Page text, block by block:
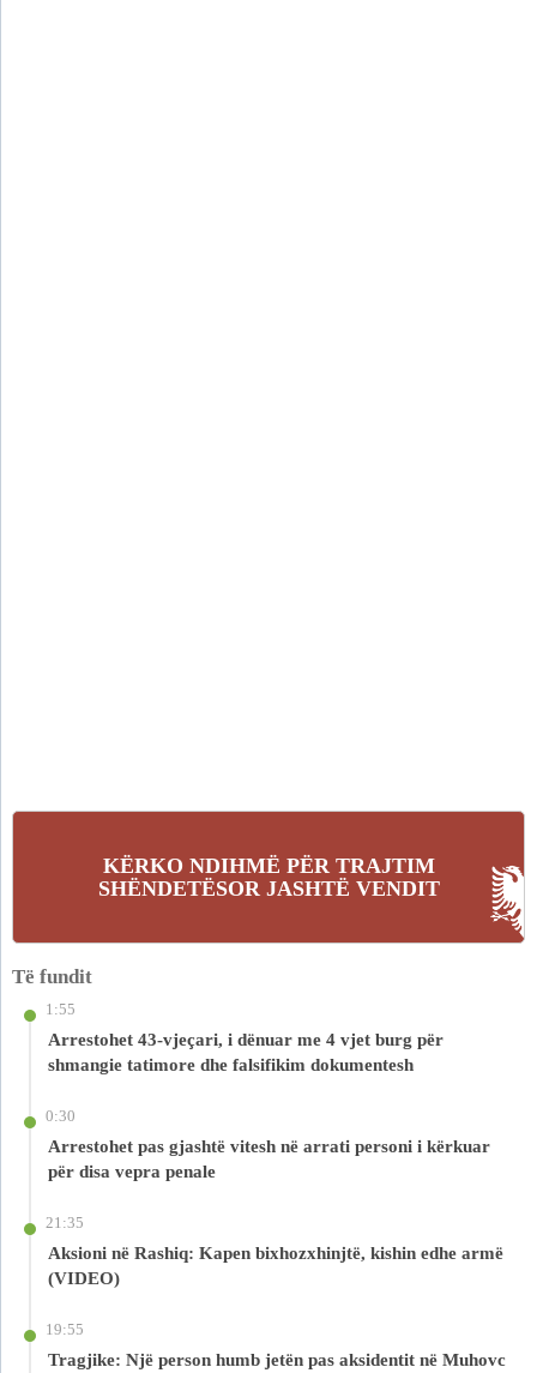
KËRKO NDIHMË PËR TRAJTIM
SHËNDETËSOR JASHTË VENDIT
Të fundit
1:55
Arrestohet 43-vjeçari, i dënuar me 4 vjet burg për
shmangie tatimore dhe falsifikim dokumentesh
0:30
Arrestohet pas gjashtë vitesh në arrati personi i kërkuar
për disa vepra penale
21:35
Aksioni në Rashiq: Kapen bixhozxhinjtë, kishin edhe armë
(VIDEO)
19:55
Tragjike: Një person humb jetën pas aksidentit në Muhovc